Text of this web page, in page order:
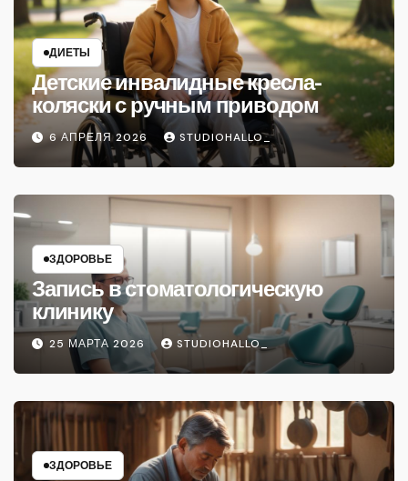
ДИЕТЫ
Детские инвалидные кресла-
коляски с ручным приводом
6 АПРЕЛЯ 2026 STUDIOHALLO_
ЗДОРОВЬЕ
Запись в стоматологическую
клинику
25 МАРТА 2026 STUDIOHALLO_
ЗДОРОВЬЕ